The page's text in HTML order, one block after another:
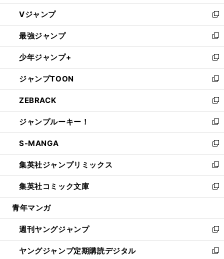
ウ
ィ
ン
ド
ウ
で
開
く
し
い
ウ
ィ
ン
ド
ウ
で
開
く
Vジャンプ
新
し
い
ウ
ィ
ン
ド
ウ
で
開
く
最強ジャンプ
新
し
い
ウ
ィ
ン
ド
ウ
で
開
く
少年ジャンプ+
新
し
い
ウ
ィ
ン
ド
ウ
で
開
く
ジャンプTOON
新
し
い
ウ
ィ
ン
ド
ウ
で
開
く
ZEBRACK
新
し
い
ウ
ィ
ン
ド
ウ
で
開
ジャンプルーキー！
新
し
い
ウ
ィ
ン
ド
ウ
開
く
S-MANGA
新
し
い
ウ
ィ
ン
ウ
で
開
く
集英社ジャンプリミックス
新
し
い
ウ
ン
ド
ウ
で
集英社コミック文庫
新
し
ウ
ィ
ン
ド
青年マンガ
週刊ヤングジャンプ
新
し
い
ヤングジャンプ定期購読デジタル
新